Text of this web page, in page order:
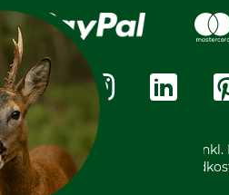
Widerrufsformular
Datenschutz
Zahlungsarten
Rechnung
Vorkasse
Karriere
Über uns
Messetermine
Community
International
*Alle Preise in Euro und